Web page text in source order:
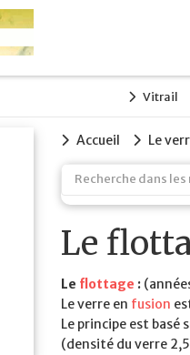
Vitrail
Accueil Le
Le
Le flottage :
Le verre en fusion
Le principe est
(densité du verre